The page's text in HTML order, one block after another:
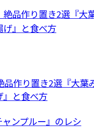
品作り置き2選『大葉
』と食べ方